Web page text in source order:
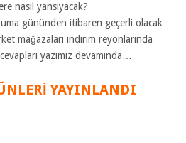
nasıl yansıyacak?
gününden itibaren geçerli olacak
mağazaları indirim reyonlarında
yazımız devamında…
YAYINLANDI